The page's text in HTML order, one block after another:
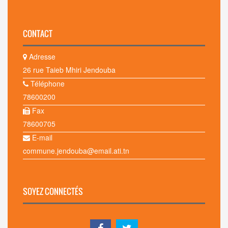
CONTACT
Adresse
26 rue Taieb Mhiri Jendouba
Téléphone
78600200
Fax
78600705
E-mail
commune.jendouba@email.ati.tn
SOYEZ CONNECTÉS